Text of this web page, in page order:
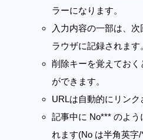
ラーになります。
入力内容の一部は、
ラウザに記録されます
削除キーを覚えてお
ができます。
URLは自動的にリンク
記事中に No*** のよう
れます(No は半角英字/